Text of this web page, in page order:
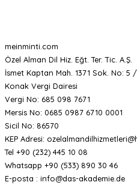
meinminti.com
Özel Alman Dil Hiz. Eğt. Ter. Tic. A.Ş.
İsmet Kaptan Mah. 1371 Sok. No:
Konak Vergi Dairesi
Vergi No: 685 098 7671
Mersis No: 0685 0987 6710 0001
Sicil No: 86570
KEP Adresi:
Tel +90 (232) 445 10 08
Whatsapp +90 (533) 890 30 46
E-posta : info@das-akademie.de